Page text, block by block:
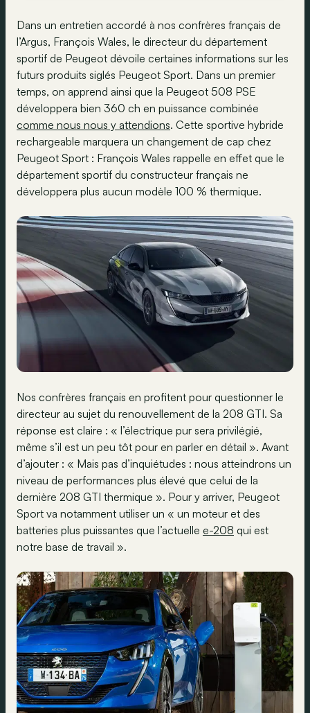
Dans un entretien accordé à nos confrères français de
l’Argus, François Wales, le directeur du département
sportif de Peugeot dévoile certaines informations sur les
futurs produits siglés Peugeot Sport. Dans un premier
temps, on apprend ainsi que la Peugeot 508 PSE
développera bien 360 ch en puissance combinée
comme nous nous y attendions. Cette sportive hybride
rechargeable marquera un changement de cap chez
Peugeot Sport : François Wales rappelle en effet que le
département sportif du constructeur français ne
développera plus aucun modèle 100 % thermique.
Nos confrères français en profitent pour questionner le
directeur au sujet du renouvellement de la 208 GTI. Sa
réponse est claire : « l’électrique pur sera privilégié,
même s’il est un peu tôt pour en parler en détail ». Avant
d’ajouter : « Mais pas d’inquiétudes : nous atteindrons un
niveau de performances plus élevé que celui de la
dernière 208 GTI thermique ». Pour y arriver, Peugeot
Sport va notamment utiliser un « un moteur et des
batteries plus puissantes que l’actuelle e-208 qui est
notre base de travail ».